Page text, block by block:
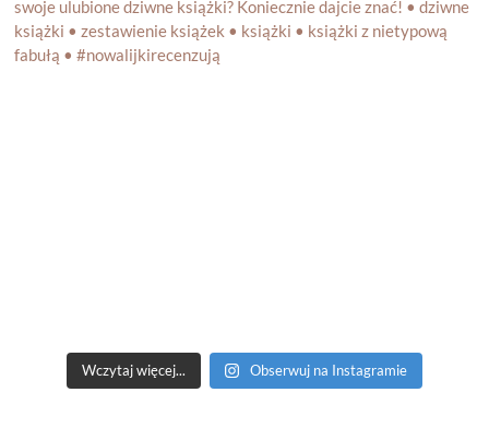
Wczytaj więcej... Obserwuj na Instagramie